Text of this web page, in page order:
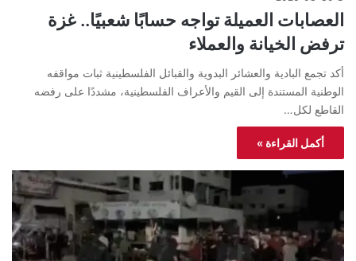
العصابات العميلة تواجه حسابًا شعبيًا.. غزة
ترفض الخيانة والعملاء
أكد تجمع البادية والعشائر البدوية والقبائل الفلسطينية ثبات مواقفه
الوطنية المستندة إلى القيم والأعراف الفلسطينية، مشددًا على رفضه
القاطع لكل…
أكمل القراءة »